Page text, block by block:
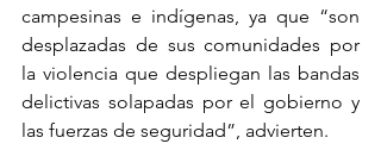
campesinas e indígenas, ya que “son
desplazadas de sus comunidades por
la violencia que despliegan las bandas
delictivas solapadas por el gobierno y
las fuerzas de seguridad”, advierten.